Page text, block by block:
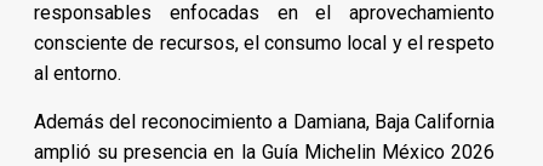
responsables enfocadas en el aprovechamiento
consciente de recursos, el consumo local y el respeto
al entorno.
Además del reconocimiento a Damiana, Baja California
amplió su presencia en la Guía Michelin México 2026